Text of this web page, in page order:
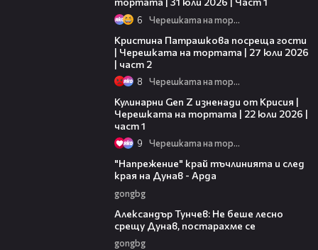
6 Черешката на тортата
Кристина Патрашкова посреща гости
| Черешката на тортата | 27 юли 2026
| част 2
8 Черешката на тортата
Кулинарни Gen Z изненади от Крисия |
Черешката на тортата | 22 юли 2026 |
част 1
9 Черешката на тортата
"Напрежение" край тъчлинията и след
края на Дунав - Арда
gongbg
Александър Тунчев: Не беше лесно
срещу Дунав, постарахме се
gongbg